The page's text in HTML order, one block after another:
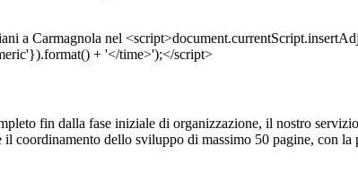
fin dalla fase iniziale di organizzazione, il nostro
coordinamento dello sviluppo di massimo 50 pagine, con